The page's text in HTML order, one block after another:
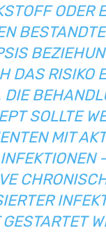
ODER
DAS RISIKO
DIE
SOLLTE
MIT
INFEKTIONEN